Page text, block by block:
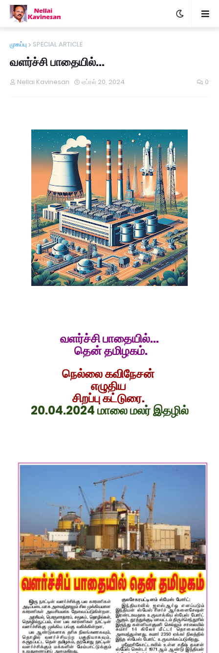
முகப்பு SPECIAL ARTICLE
வளர்ச்சி பாதையில்...
Nellai Kavinesan ஏப்ரல் 20, 2024 0
வளர்ச்சி பாதையில்...
தென் தமிழகம்.
நெல்லைகவிநேசன்
எழுதிய
சிறப்பு கட்டுரை.
20.04.2024 மாலை மலர் இதழில்